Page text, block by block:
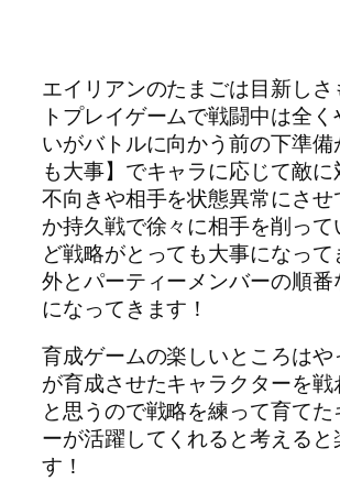
エイリアンのたまごは目新しさ
トプレイゲームで戦闘中は全
いがバトルに向かう前の下準備
も大事】でキャラに応じて敵に
不向きや相手を状態異常にさせ
か持久戦で徐々に相手を削って
ど戦略がとっても大事になっ
外とパーティーメンバーの順
になってきます！
育成ゲームの楽しいところはや
が育成させたキャラクターを
と思うので戦略を練って育てた
ーが活躍してくれると考えると
す！